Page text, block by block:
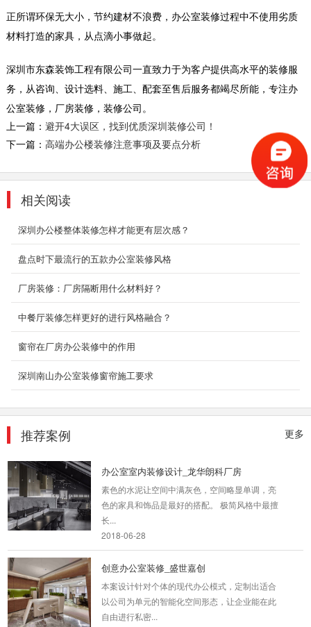
正所谓环保无大小，节约建材不浪费，办公室装修过程中不使用劣质
材料打造的家具，从点滴小事做起。
深圳市东森装饰工程有限公司一直致力于为客户提供高水平的装修服
务，从咨询、设计选料、施工、配套至售后服务都竭尽所能，专注办
公室装修，厂房装修，装修公司。
上一篇： 避开4大误区，找到优质深圳装修公司！
下一篇： 高端办公楼装修注意事项及要点分析
相关阅读
深圳办公楼整体装修怎样才能更有层次感？
盘点时下最流行的五款办公室装修风格
厂房装修：厂房隔断用什么材料好？
中餐厅装修怎样更好的进行风格融合？
窗帘在厂房办公装修中的作用
深圳南山办公室装修窗帘施工要求
更多
推荐案例
虑有风格表现，才能让实践的装修，达到更好的
效果。...
深圳大型办公室装修
局平面呈回字形，让集团总部和子公司之间分而
不隔。结合...
2018-07-30
大办公室装修_乐高集团
客户和乐高...
2018-06-26
小平米办公室装修_匠心制造
本案虽屋况老旧，基地面积却很大，让设计团队
设计师...
3000平空压机厂房装修
办公室装修设计最基本的四大特征是空间形式上
和睦性...
办公室室内装修设计_龙华朗科厂房
素色的水泥让空间中满灰色，空间略显单调，亮
色的家具和饰品是最好的搭配。 极简风格中最擅
长...
2018-06-28
创意办公室装修_盛世嘉创
本案设计针对个体的现代办公模式，定制出适合
以公司为单元的智能化空间形态，让企业能在此
自由进行私密...